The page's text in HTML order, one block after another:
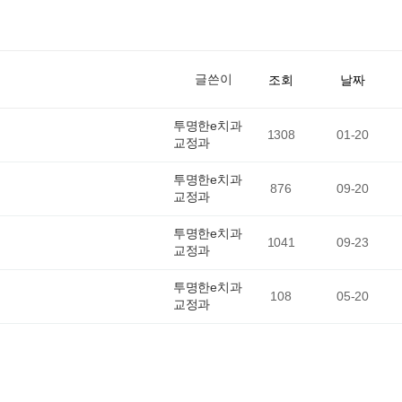
글쓴이 조회 날짜
투명한e치과
교정과
1308 01-20
투명한e치과
교정과
876 09-20
투명한e치과
교정과
1041 09-23
투명한e치과
교정과
108 05-20